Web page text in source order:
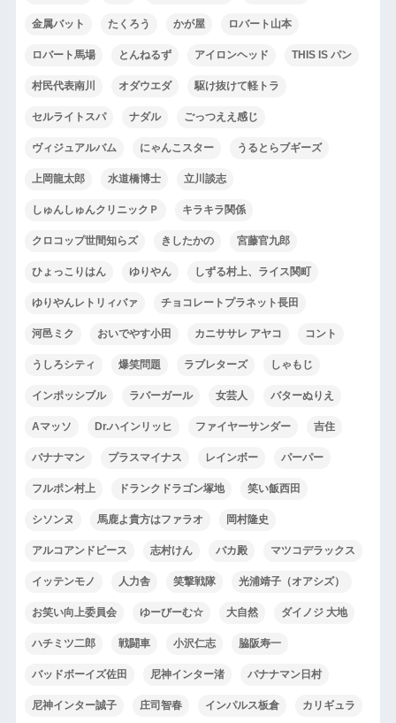
金属バット たくろう かが屋 ロバート山本
ロバート馬場 とんねるず アイロンヘッド THIS IS パン
村民代表南川 オダウエダ 駆け抜けて軽トラ
セルライトスパ ナダル ごっつええ感じ
ヴィジュアルバム にゃんこスター うるとらブギーズ
上岡龍太郎 水道橋博士 立川談志
しゅんしゅんクリニックＰ キラキラ関係
クロコップ世間知らズ きしたかの 宮藤官九郎
ひょっこりはん ゆりやん しずる村上、ライス関町
ゆりやんレトリィバァ チョコレートプラネット長田
河邑ミク おいでやす小田 カニササレ アヤコ コント
うしろシティ 爆笑問題 ラブレターズ しゃもじ
インポッシブル ラバーガール 女芸人 バターぬりえ
Aマッソ Dr.ハインリッヒ ファイヤーサンダー 吉住
バナナマン プラスマイナス レインボー パーパー
フルポン村上 ドランクドラゴン塚地 笑い飯西田
シソンヌ 馬鹿よ貴方はファラオ 岡村隆史
アルコアンドピース 志村けん バカ殿 マツコデラックス
イッテンモノ 人力舎 笑撃戦隊 光浦靖子（オアシズ）
お笑い向上委員会 ゆーびーむ☆ 大自然 ダイノジ 大地
ハチミツ二郎 戦闘車 小沢仁志 脇阪寿一
バッドボーイズ佐田 尼神インター渚 バナナマン日村
尼神インター誠子 庄司智春 インパルス板倉 カリギュラ